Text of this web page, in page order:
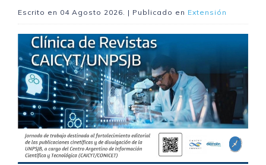
Escrito en 04 Agosto 2026. | Publicado en Extensión